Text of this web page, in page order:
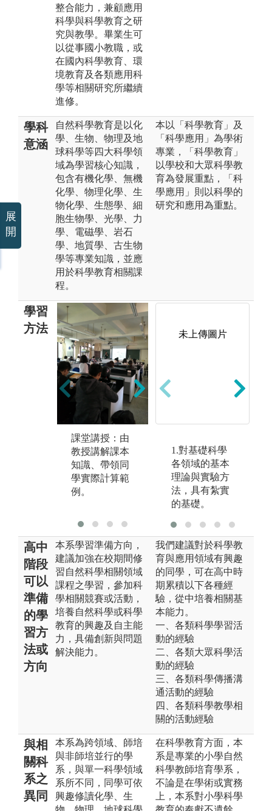
整合能力，兼顧應用
科學與科學教育之研
究與教學。畢業生可
以從事國小教職，或
在國內科學教育、環
境教育及各類應用科
學等相關研究所繼續
進修。
學科
意涵
自然科學教育是以化
學、生物、物理及地
球科學等四大科學領
域為學習核心知識，
包含有機化學、無機
化學、物理化學、生
物化學、生態學、細
胞生物學、光學、力
學、電磁學、岩石
學、地質學、古生物
學等專業知識，並應
用於科學教育相關課
程。
本以「科學教育」及
「科學應用」為學術
專業，「科學教育」
以學校和大眾科學教
育為發展重點，「科
學應用」則以科學的
研究和應用為重點。
學習
方法
課堂講授：由
教授講解課本
知識、帶領同
學實際計算範
例。
分組學習：藉
由同學分組討
報告，可增進
的能力。
未上傳圖片
1.對基礎科學
各領域的基本
理論與實驗方
法，具有紮實
的基礎。
高中
階段
可以
準備
的學
習方
法或
方向
本系學習準備方向，
建議加強在校期間修
習自然科學相關領域
課程之學習，參加科
學相關競賽或活動，
培養自然科學或科學
教育的興趣及自主能
力，具備創新與問題
解決能力。
我們建議對於科學教
育與應用領域有興趣
的同學，可在高中時
期累積以下各種經
驗，從中培養相關基
本能力。
一、各類科學學習活
動的經驗
二、各類大眾科學活
動的經驗
三、各類科學傳播溝
通活動的經驗
四、各類科學教學相
關的活動經驗
與相
關科
系之
異同
本系為跨領域、師培
與非師培並行的學
系，與單一科學領域
系所不同，同學可依
興趣修讀化學、生
在科學教育方面，本
系是專業的小學自然
科學教師培育學系，
不論是在學術或實務
上，本系對小學科學
展
開